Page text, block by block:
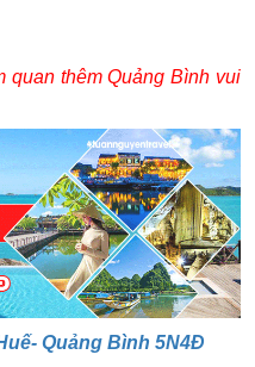
quan thêm Quảng Bình vui
Quảng Bình 5N4Đ